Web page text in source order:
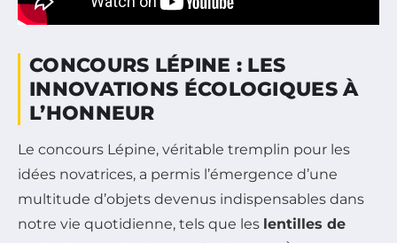
CONCOURS LÉPINE : LES
INNOVATIONS ÉCOLOGIQUES À
L’HONNEUR
Le concours Lépine, véritable tremplin pour les
idées novatrices, a permis l’émergence d’une
multitude d’objets devenus indispensables dans
notre vie quotidienne, tels que les lentilles de